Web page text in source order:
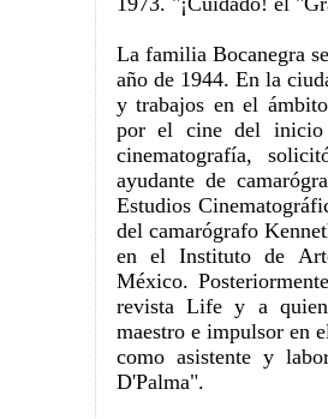
La familia Bocanegra
año de 1944. En la
y trabajos en el
por el cine del inicio
cinematografía,
ayudante de
Estudios
del camarógrafo
en el Instituto de
México.
revista Life y a
maestro e impulsor en
como asistente y
D'Palma".